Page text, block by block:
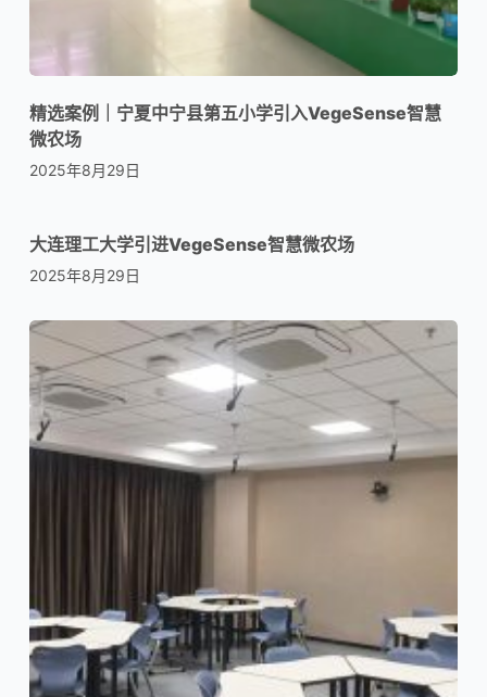
精选案例｜宁夏中宁县第五小学引入VegeSense智慧
微农场
2025年8月29日
大连理工大学引进VegeSense智慧微农场
2025年8月29日